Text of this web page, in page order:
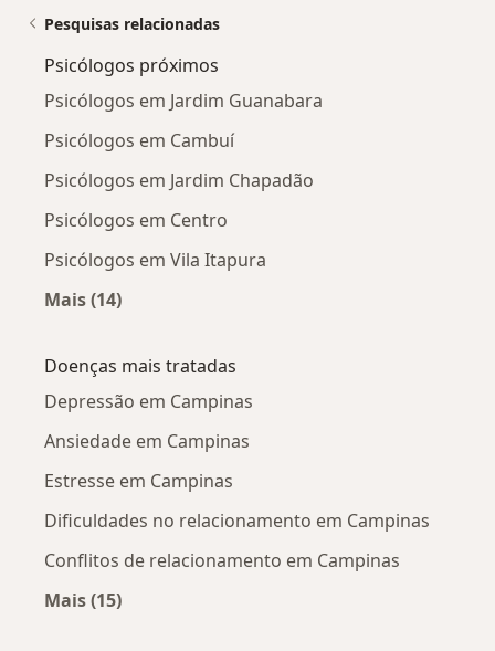
Pesquisas relacionadas
Psicólogos próximos
Psicólogos em Jardim Guanabara
Psicólogos em Cambuí
Psicólogos em Jardim Chapadão
Psicólogos em Centro
Psicólogos em Vila Itapura
Mais (14)
Doenças mais tratadas
Depressão em Campinas
Ansiedade em Campinas
Estresse em Campinas
Dificuldades no relacionamento em Campinas
Conflitos de relacionamento em Campinas
Mais (15)